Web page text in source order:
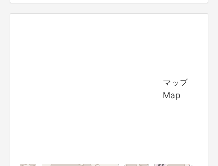
マップ
Map